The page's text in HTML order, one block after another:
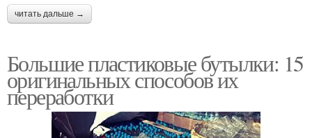
читать дальше →
Большие пластиковые бутылки: 15
оригинальных способов их
переработки